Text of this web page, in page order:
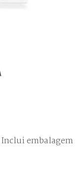
embalagem